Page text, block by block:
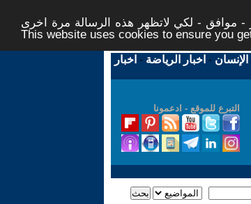
- موافق - لكي لاتظهر هذه الرسالة مرة اخرى -
This website uses cookies to ensure you
- اخبار الرياضة - اخبار
التبرع للموقع - ادعمونا